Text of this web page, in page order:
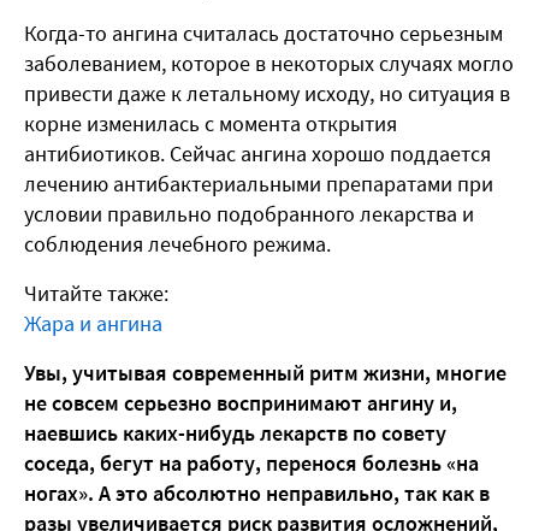
Когда-то ангина считалась достаточно серьезным
заболеванием, которое в некоторых случаях могло
привести даже к летальному исходу, но ситуация в
корне изменилась с момента открытия
антибиотиков. Сейчас ангина хорошо поддается
лечению антибактериальными препаратами при
условии правильно подобранного лекарства и
соблюдения лечебного режима.
Читайте также:
Жара и ангина
Увы, учитывая современный ритм жизни, многие
не совсем серьезно воспринимают ангину и,
наевшись каких-нибудь лекарств по совету
соседа, бегут на работу, перенося болезнь «на
ногах». А это абсолютно неправильно, так как в
разы увеличивается риск развития осложнений,